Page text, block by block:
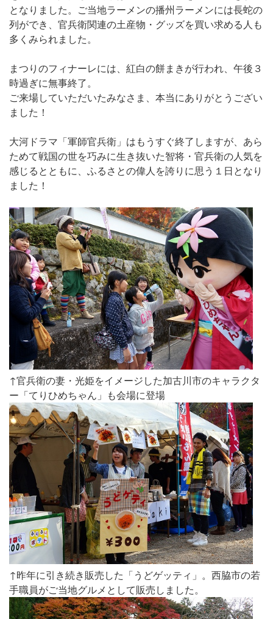
となりました。ご当地ラーメンの播州ラーメンには長蛇の
列ができ、官兵衛関連の土産物・グッズを買い求める人も
多くみられました。
まつりのフィナーレには、紅白の餅まきが行われ、午後３
時過ぎに無事終了。
ご来場していただいたみなさま、本当にありがとうござい
ました！
大河ドラマ「軍師官兵衛」はもうすぐ終了しますが、あら
ためて戦国の世を巧みに生き抜いた智将・官兵衛の人気を
感じるとともに、ふるさとの偉人を誇りに思う１日となり
ました！
↑官兵衛の妻・光姫をイメージした加古川市のキャラクタ
ー「てりひめちゃん」も会場に登場
↑昨年に引き続き販売した「うどゲッティ」。西脇市の若
手職員がご当地グルメとして販売しました。